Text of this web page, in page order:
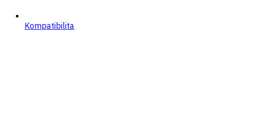
Kompatibilita